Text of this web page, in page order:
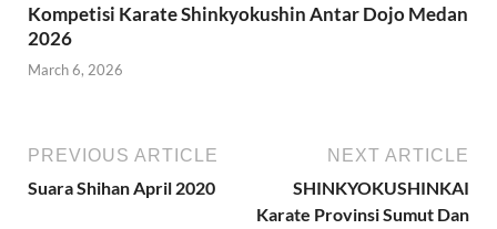
Kompetisi Karate Shinkyokushin Antar Dojo Medan
2026
March 6, 2026
PREVIOUS ARTICLE
Suara Shihan April 2020
NEXT ARTICLE
SHINKYOKUSHINKAI
Karate Provinsi Sumut Dan